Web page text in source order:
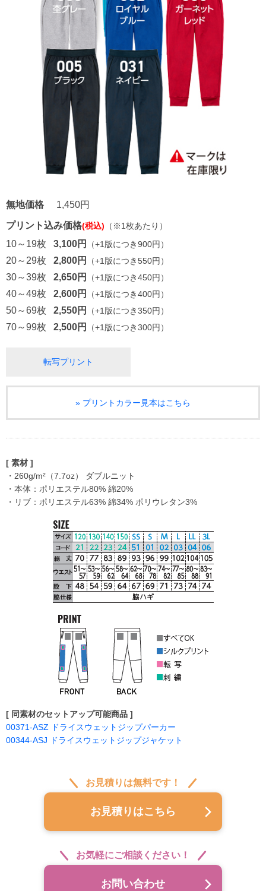
無地価格 1,450円
プリント込み価格(税込) （※1枚あたり）
10～19枚
20～29枚
30～39枚
40～49枚
50～69枚
70～99枚
3,100円 （+1版につき900円）
2,800円 （+1版につき550円）
2,650円 （+1版につき450円）
2,600円 （+1版につき400円）
2,550円 （+1版につき350円）
2,500円 （+1版につき300円）
転写プリント
» プリントカラー見本はこちら
[ 素材 ]
・260g/m²（7.7oz） ダブルニット
・本体：ポリエステル80% 綿20%
・リブ：ポリエステル63% 綿34% ポリウレタン3%
[ 同素材のセットアップ可能商品 ]
00371-ASZ ドライスウェットジップパーカー
00344-ASJ ドライスウェットジップジャケット
お見積りは無料です！
お見積りはこちら
お気軽にご相談ください！
お問い合わせ